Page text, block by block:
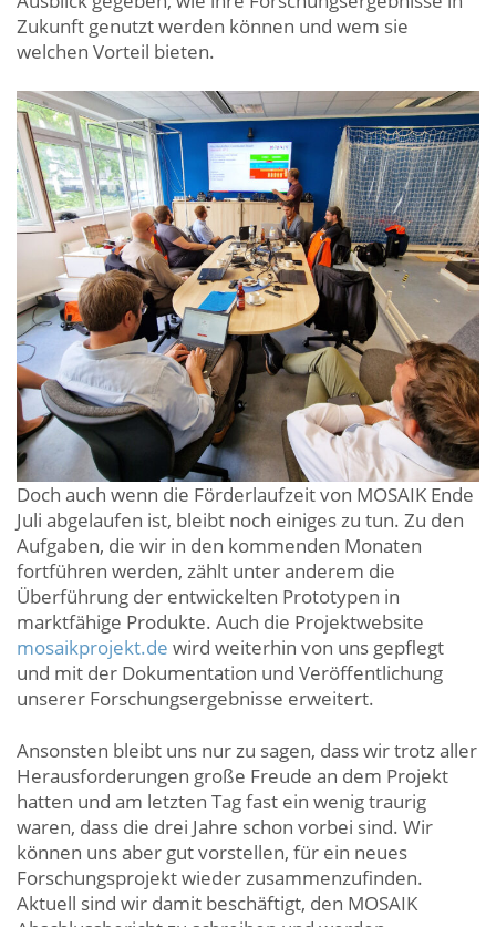
Zukunft genutzt werden können und wem sie
welchen Vorteil bieten.
Doch auch wenn die Förderlaufzeit von MOSAIK Ende
Juli abgelaufen ist, bleibt noch einiges zu tun. Zu den
Aufgaben, die wir in den kommenden Monaten
fortführen werden, zählt unter anderem die
Überführung der entwickelten Prototypen in
marktfähige Produkte. Auch die Projektwebsite
mosaikprojekt.de wird weiterhin von uns gepflegt
und mit der Dokumentation und Veröffentlichung
unserer Forschungsergebnisse erweitert.
Ansonsten bleibt uns nur zu sagen, dass wir trotz aller
Herausforderungen große Freude an dem Projekt
hatten und am letzten Tag fast ein wenig traurig
waren, dass die drei Jahre schon vorbei sind. Wir
können uns aber gut vorstellen, für ein neues
Forschungsprojekt wieder zusammenzufinden.
Aktuell sind wir damit beschäftigt, den MOSAIK